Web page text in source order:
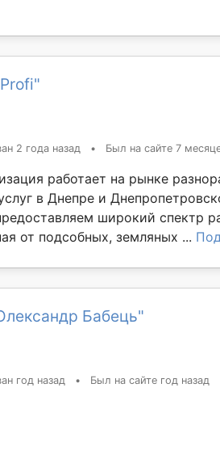
2 года назад • Был на сайте 7
работает на рынке
в Днепре и
широкий спектр
от подсобных, земляных ...
Бабець"
год назад • Был на сайте год назад